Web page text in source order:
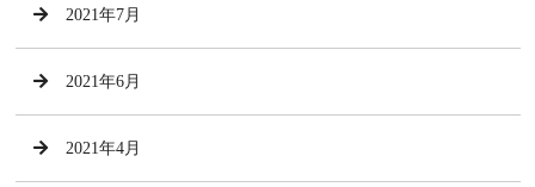
2021年7月
2021年6月
2021年4月